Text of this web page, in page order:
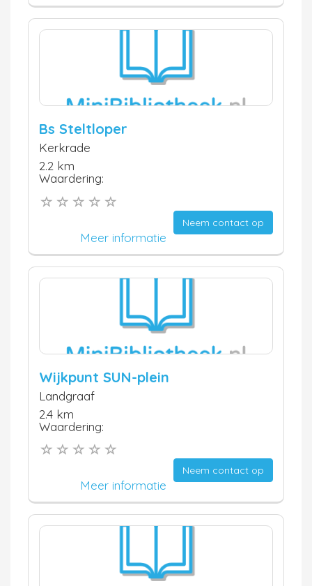
Bs Steltloper
Kerkrade
2.2 km
Waardering:
Neem contact op
Meer informatie
Wijkpunt SUN-plein
Landgraaf
2.4 km
Waardering:
Neem contact op
Meer informatie